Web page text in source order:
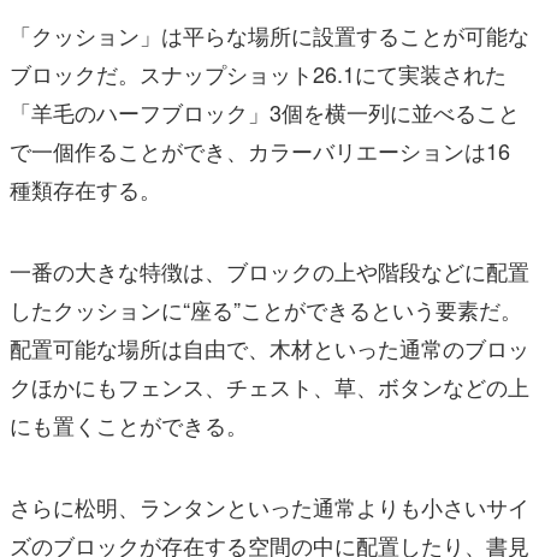
「クッション」は平らな場所に設置することが可能な
ブロックだ。スナップショット26.1にて実装された
「羊毛のハーフブロック」3個を横一列に並べること
で一個作ることができ、カラーバリエーションは16
種類存在する。
一番の大きな特徴は、ブロックの上や階段などに配置
したクッションに“座る”ことができるという要素だ。
配置可能な場所は自由で、木材といった通常のブロッ
クほかにもフェンス、チェスト、草、ボタンなどの上
にも置くことができる。
さらに松明、ランタンといった通常よりも小さいサイ
ズのブロックが存在する空間の中に配置したり、書見